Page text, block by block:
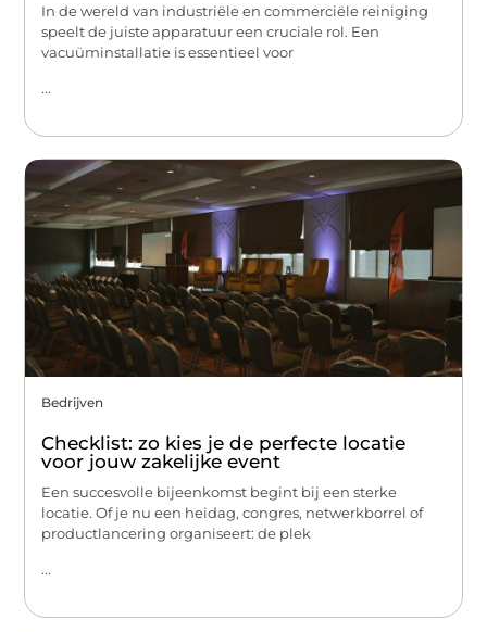
In de wereld van industriële en commerciële reiniging
speelt de juiste apparatuur een cruciale rol. Een
vacuüminstallatie is essentieel voor
...
Bedrijven
Checklist: zo kies je de perfecte locatie
voor jouw zakelijke event
Een succesvolle bijeenkomst begint bij een sterke
locatie. Of je nu een heidag, congres, netwerkborrel of
productlancering organiseert: de plek
...